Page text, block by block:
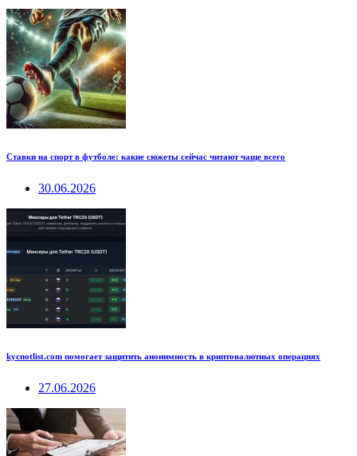
Ставки на спорт в футболе: какие сюжеты сейчас читают чаще всего
30.06.2026
kycnotlist.com помогает защитить анонимность в криптовалютных операциях
27.06.2026